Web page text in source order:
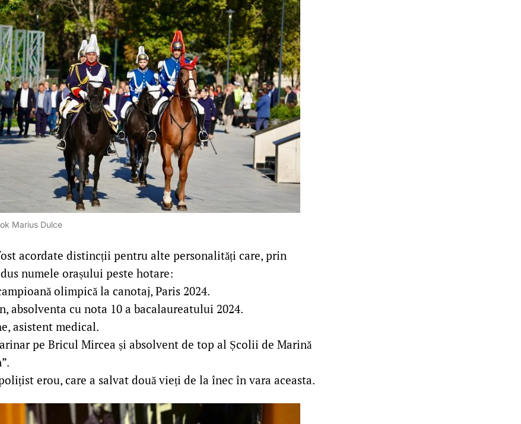
Marius Dulce
acordate distincții pentru alte personalități care, prin
numele orașului peste hotare:
olimpică la canotaj, Paris 2024.
absolventa cu nota 10 a bacalaureatului 2024.
asistent medical.
pe Bricul Mircea și absolvent de top al Școlii de Marină
erou, care a salvat două vieți de la înec în vara aceasta.